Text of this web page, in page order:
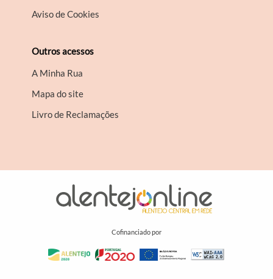
Aviso de Cookies
Outros acessos
A Minha Rua
Mapa do site
Livro de Reclamações
Cofinanciado por